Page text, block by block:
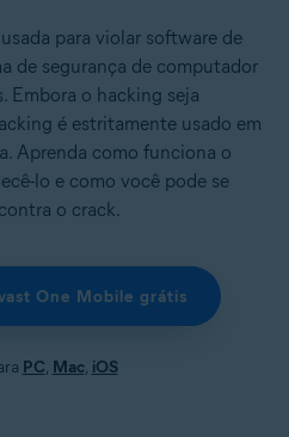
para violar software de
de segurança de computador
Embora o hacking seja
é estritamente usado em
Aprenda como funciona o
lo e como você pode se
o crack.
One Mobile grátis
PC, Mac, iOS